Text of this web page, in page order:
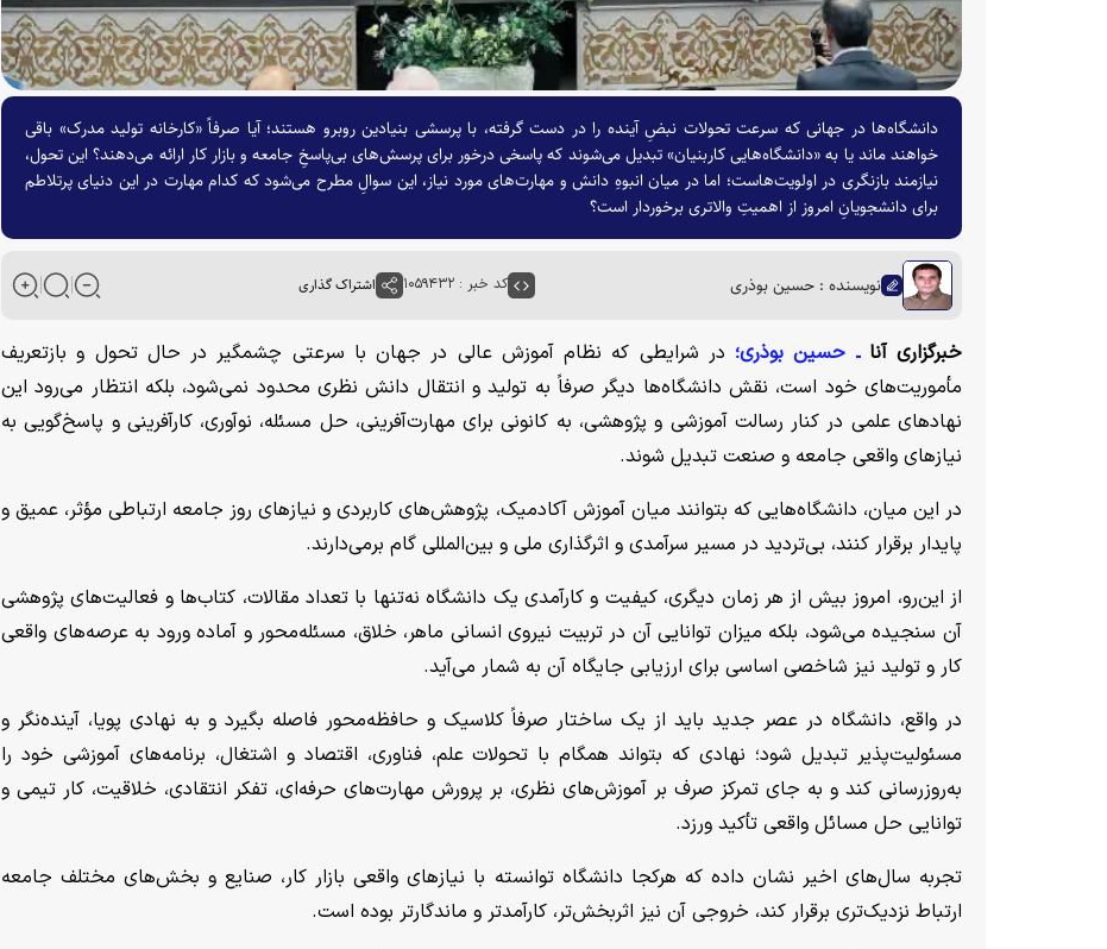
دانشگاه‌ها در جهانی که سرعت تحولات نبضِ آینده را در دست گرفته، با پرسشی بنیادین روبرو هستند؛ آیا صرفاً «کارخانه تولید مدرک» باقی
خواهند ماند یا به «دانشگاه‌هایی کاربنیان» تبدیل می‌شوند که پاسخی درخور برای پرسش‌های بی‌پاسخِ جامعه و بازار کار ارائه می‌دهند؟ این تحول،
نیازمند بازنگری در اولویت‌هاست؛ اما در میان انبوهِ دانش و مهارت‌های مورد نیاز، این سوالِ مطرح می‌شود که کدام مهارت در این دنیای پرتلاطم
برای دانشجویانِ امروز از اهمیتِ والاتری برخوردار است؟
نویسنده : حسین بوذری کد خبر : ۱۰۵۹۴۳۲ اشتراک گذاری
خبرگزاری آنا ـ حسین بوذری؛ در شرایطی که نظام آموزش عالی در جهان با سرعتی چشمگیر در حال تحول و بازتعریف
مأموریت‌های خود است، نقش دانشگاه‌ها دیگر صرفاً به تولید و انتقال دانش نظری محدود نمی‌شود، بلکه انتظار می‌رود این
نهادهای علمی در کنار رسالت آموزشی و پژوهشی، به کانونی برای مهارت‌آفرینی، حل مسئله، نوآوری، کارآفرینی و پاسخ‌گویی به
نیازهای واقعی جامعه و صنعت تبدیل شوند.
در این میان، دانشگاه‌هایی که بتوانند میان آموزش آکادمیک، پژوهش‌های کاربردی و نیازهای روز جامعه ارتباطی مؤثر، عمیق و
پایدار برقرار کنند، بی‌تردید در مسیر سرآمدی و اثرگذاری ملی و بین‌المللی گام برمی‌دارند.
از این‌رو، امروز بیش از هر زمان دیگری، کیفیت و کارآمدی یک دانشگاه نه‌تنها با تعداد مقالات، کتاب‌ها و فعالیت‌های پژوهشی
آن سنجیده می‌شود، بلکه میزان توانایی آن در تربیت نیروی انسانی ماهر، خلاق، مسئله‌محور و آماده ورود به عرصه‌های واقعی
کار و تولید نیز شاخصی اساسی برای ارزیابی جایگاه آن به شمار می‌آید.
در واقع، دانشگاه در عصر جدید باید از یک ساختار صرفاً کلاسیک و حافظه‌محور فاصله بگیرد و به نهادی پویا، آینده‌نگر و
مسئولیت‌پذیر تبدیل شود؛ نهادی که بتواند همگام با تحولات علم، فناوری، اقتصاد و اشتغال، برنامه‌های آموزشی خود را
به‌روزرسانی کند و به جای تمرکز صرف بر آموزش‌های نظری، بر پرورش مهارت‌های حرفه‌ای، تفکر انتقادی، خلاقیت، کار تیمی و
توانایی حل مسائل واقعی تأکید ورزد.
تجربه سال‌های اخیر نشان داده که هرکجا دانشگاه توانسته با نیازهای واقعی بازار کار، صنایع و بخش‌های مختلف جامعه
ارتباط نزدیک‌تری برقرار کند، خروجی آن نیز اثربخش‌تر، کارآمدتر و ماندگارتر بوده است.